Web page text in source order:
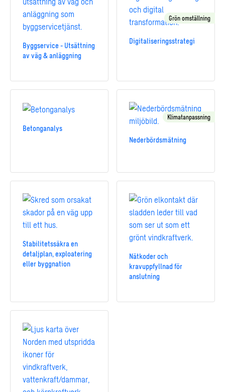
Byggservice - Utsättning
av väg & anläggning
Grön omställning
Digitaliseringsstrategi
Betonganalys
Klimatanpassning
Nederbördsmätning
Stabilitetssäkra en
detaljplan, exploatering
eller byggnation
Nätkoder och
kravuppfyllnad för
anslutning